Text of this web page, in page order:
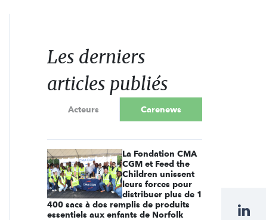
Les derniers
articles publiés
Acteurs Carenews
La Fondation CMA
CGM et Feed the
Children unissent
leurs forces pour
distribuer plus de 1
400 sacs à dos remplis de produits
essentiels aux enfants de Norfolk